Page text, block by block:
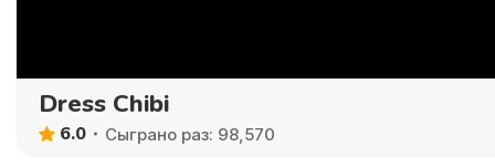
Dress Chibi
6.0 Сыграно раз: 98,570